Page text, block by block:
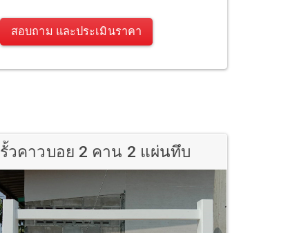
สอบถาม และประเมินราคา
รั้วคาวบอย 2 คาน 2 แผ่นทึบ